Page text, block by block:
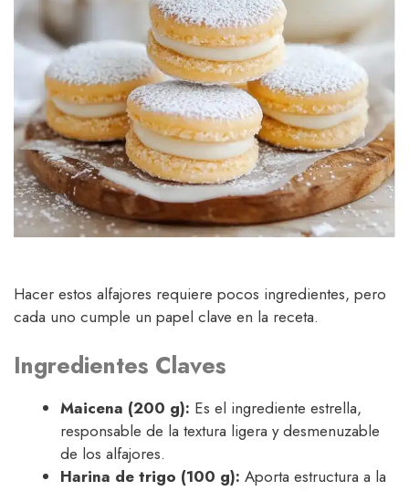
Hacer estos alfajores requiere pocos ingredientes, pero
cada uno cumple un papel clave en la receta.
Ingredientes Claves
Maicena (200 g): Es el ingrediente estrella,
responsable de la textura ligera y desmenuzable
de los alfajores.
Harina de trigo (100 g): Aporta estructura a la